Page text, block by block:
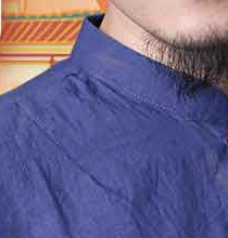
1986 1985
1984
1979 1978
1977
1973 1972
1971
1966 1965
1964
1960 1959
1958
1953 1952
1951
1947
1940 1939
1938
1934 1933
1932
1927 1926
1920
1919